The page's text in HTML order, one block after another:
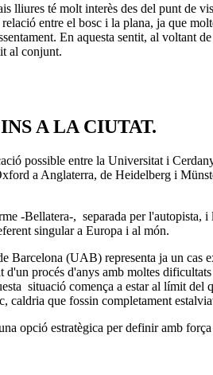
lliures té molt interès des del punt de
entre el bosc i la plana, ja que
En aquesta sentit, al
al conjunt.
A LA CIUTAT.
possible entre la Universitat i
a Anglaterra, de Heidelberg i
-Bellatera-, separada per
singular a Europa i al món.
(UAB) representa ja un
procés d'anys amb moltes
situació comença a estar al límit
caldria que fossin completament
opció estratègica per definir amb